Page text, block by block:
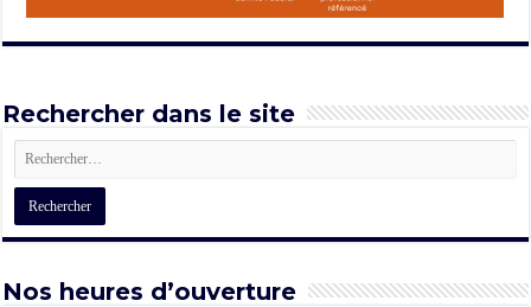
Rechercher dans le site
Nos heures d’ouverture